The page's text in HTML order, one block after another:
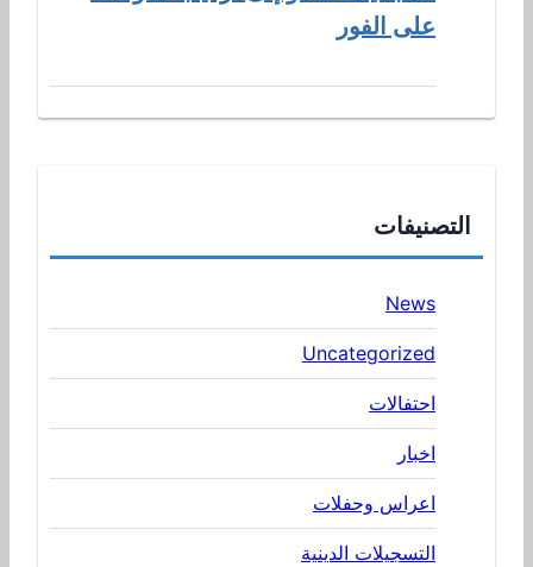
على الفور
التصنيفات
News
Uncategorized
احتفالات
اخبار
اعراس وحفلات
التسجيلات الدينية